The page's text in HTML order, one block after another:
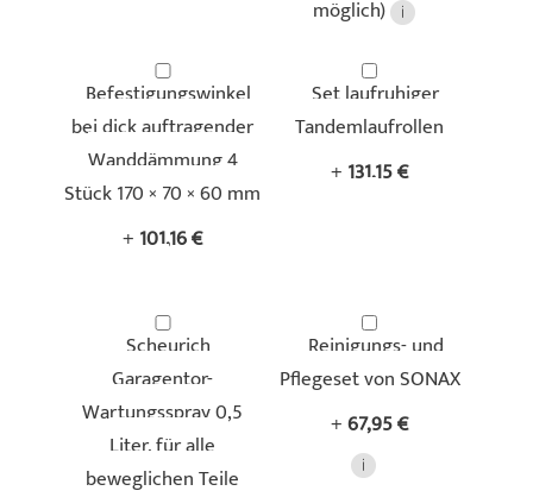
möglich)
Befestigungswinkel
bei dick auftragender
Wanddämmung 4
Stück 170 × 70 × 60 mm
+ 101,16 €
Set laufruhiger
Tandemlaufrollen
+ 131,15 €
Scheurich
Garagentor-
Wartungsspray 0,5
Liter, für alle
beweglichen Teile
Reinigungs- und
Pflegeset von SONAX
+67,95 €